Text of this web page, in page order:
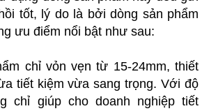
tốt, lý do là bởi dòng sản phẩm
ưu điểm nổi bật như sau:
chỉ vỏn vẹn từ 15-24mm, thiết
tiết kiệm vừa sang trọng. Với độ
chỉ giúp cho doanh nghiệp tiết